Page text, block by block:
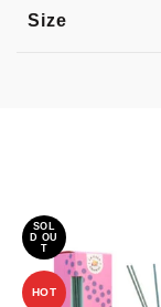
Size
SOL
D OU
T
HOT